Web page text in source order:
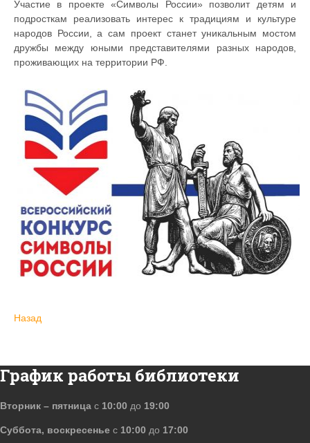
Участие в проекте «Символы России» позволит детям и
подросткам реализовать интерес к традициям и культуре
народов России, а сам проект станет уникальным мостом
дружбы между юными представителями разных народов,
проживающих на территории РФ.
Назад
График работы библиотеки
Вторник – пятница с 10:00 до 19:00
Суббота, воскресенье с 10:00 до 17:00